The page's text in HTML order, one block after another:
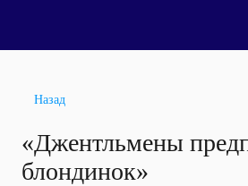
Назад
«Джентльмены
блондинок»